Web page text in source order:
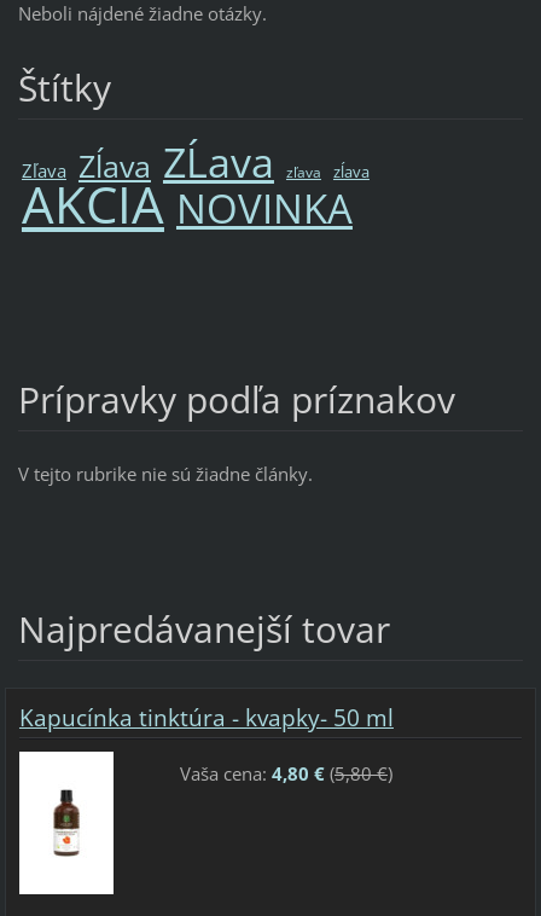
Neboli nájdené žiadne otázky.
Štítky
Zľava Zĺava ZĹava zľava zĺava
AKCIA NOVINKA
Prípravky podľa príznakov
V tejto rubrike nie sú žiadne články.
Najpredávanejší tovar
Kapucínka tinktúra - kvapky- 50 ml
Vaša cena: 4,80 €(5,80 €)